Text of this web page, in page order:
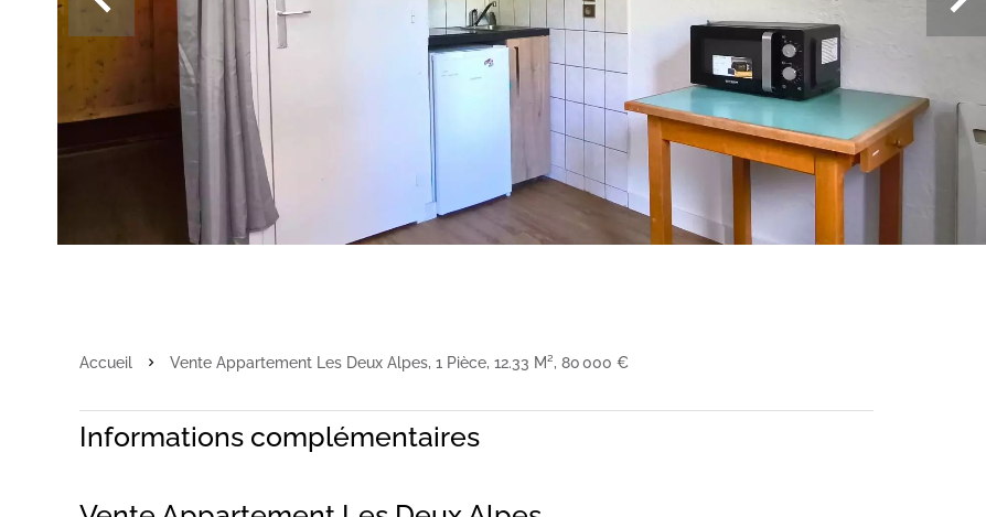
Accueil Vente Appartement Les Deux Alpes, 1 Pièce, 12.33 M², 80 000 €
Informations complémentaires